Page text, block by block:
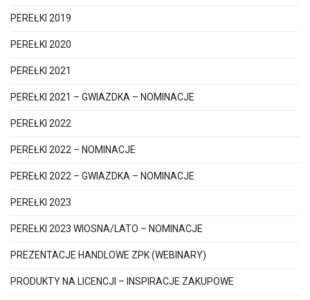
PEREŁKI 2019
PEREŁKI 2020
PEREŁKI 2021
PEREŁKI 2021 – GWIAZDKA – NOMINACJE
PEREŁKI 2022
PEREŁKI 2022 – NOMINACJE
PEREŁKI 2022 – GWIAZDKA – NOMINACJE
PEREŁKI 2023
PEREŁKI 2023 WIOSNA/LATO – NOMINACJE
PREZENTACJE HANDLOWE ZPK (WEBINARY)
PRODUKTY NA LICENCJI – INSPIRACJE ZAKUPOWE